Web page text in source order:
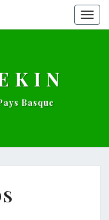
Basque